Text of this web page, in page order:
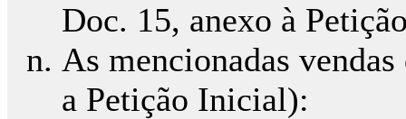
Doc. 15, anexo à
As mencionadas
a Petição Inicial):